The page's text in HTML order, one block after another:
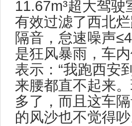
11.67m³超大驾
有效过滤了西北
隔音，怠速噪声
是狂风暴雨，车
表示：“我跑西安
来腰都直不起来
多了，而且这车
的风沙也不觉得吵